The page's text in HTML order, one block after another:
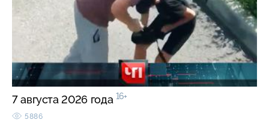
7 августа 2026 года 16+
5886